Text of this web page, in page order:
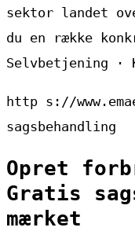
sektor landet
du en række
Selvbetjening ·
http s://
sagsbehandling
Opret
Gratis
mærket